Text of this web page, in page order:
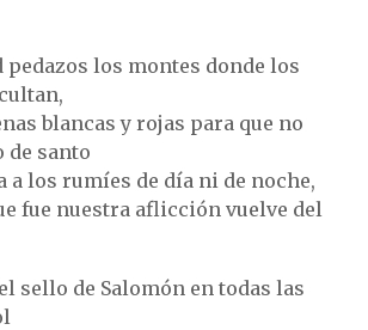
pedazos los montes donde los
blancas y rojas para que no
de santo
a los rumíes de día ni de noche,
fue nuestra aflicción vuelve del
sello de Salomón en todas las